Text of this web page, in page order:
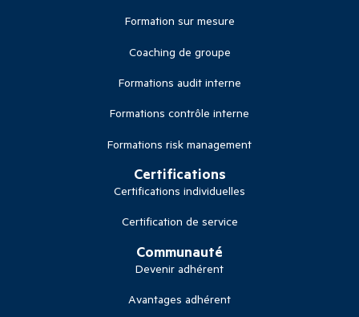
Formation sur mesure
Coaching de groupe
Formations audit interne
Formations contrôle interne
Formations risk management
Certifications
Certifications individuelles
Certification de service
Communauté
Devenir adhérent
Avantages adhérent